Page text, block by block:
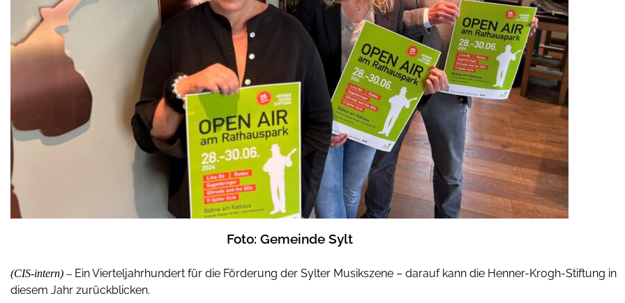
Foto: Gemeinde Sylt
(CIS-intern) – Ein Vierteljahrhundert für die Förderung der Sylter Musikszene – darauf kann die Henner-Krogh-Stiftung in
diesem Jahr zurückblicken.